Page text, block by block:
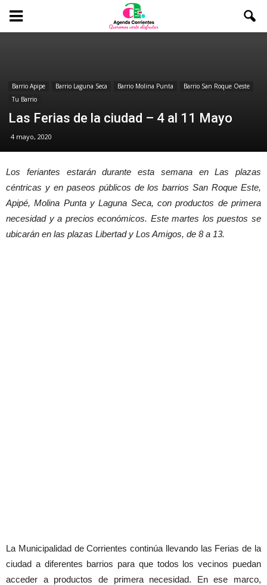
Barrio Apipe Barrio Laguna Seca Barrio Molina Punta
Barrio San Roque Oeste
Tu Barrio
Las Ferias de la ciudad – 4 al 11 Mayo
4 mayo, 2020
Los feriantes estarán durante esta semana en Las plazas
céntricas y en paseos públicos de los barrios San Roque Este,
Apipé, Molina Punta y Laguna Seca, con productos de primera
necesidad y a precios económicos. Este martes los puestos se
ubicarán en las plazas Libertad y Los Amigos, de 8 a 13.
La Municipalidad de Corrientes continúa llevando las Ferias de la
ciudad a diferentes barrios para que todos los vecinos puedan
acceder a productos de primera necesidad. En ese marco,